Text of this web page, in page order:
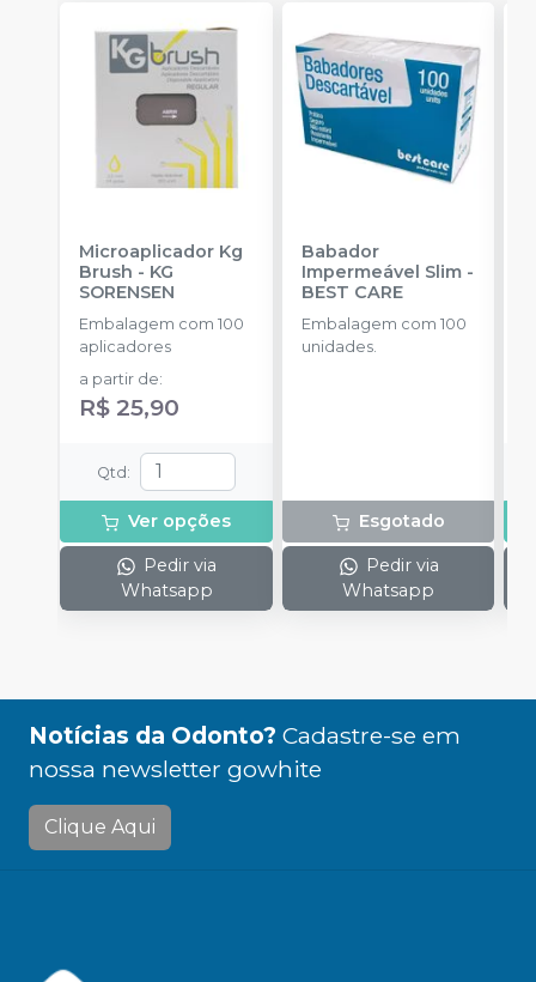
Microaplicador Kg
Brush - KG
SORENSEN
Embalagem com 100
aplicadores
a partir de:
R$ 25,90
Qtd :
Ver opções
Pedir via
Whatsapp
Babador
Impermeável Slim-
BEST CARE
Embalagem com 100
unidades.
Esgotado
Pedir via
Whatsapp
Notícias da Odonto? Cadastre-se em
nossa newsletter gowhite
Clique Aqui